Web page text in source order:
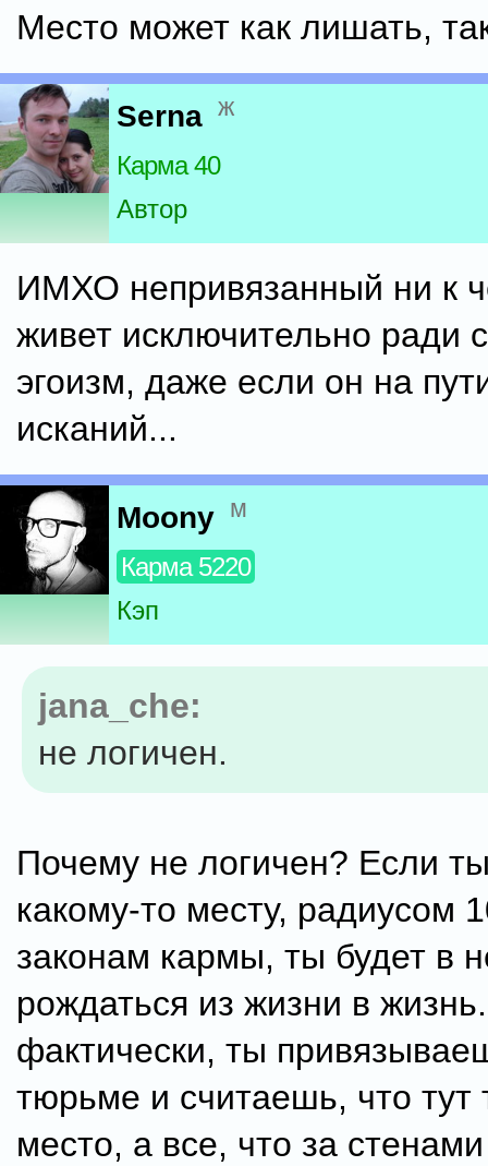
Место может как лишать,
Serna ж
Карма 40
Автор
ИМХО непривязанный ни к
живет исключительно ради
эгоизм, даже если он на
исканий...
Moony м
Карма 5220
Кэп
jana_che:
не логичен.
Почему не логичен? Если
какому-то месту, радиусом
законам кармы, ты будет в
рождаться из жизни в
фактически, ты
тюрьме и считаешь, что тут
место, а все, что за